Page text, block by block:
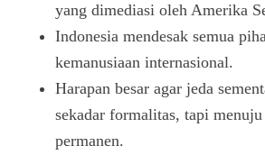
yang dimediasi oleh Amerika
Indonesia mendesak semua
kemanusiaan internasional.
Harapan besar agar jeda
sekadar formalitas, tapi
permanen.